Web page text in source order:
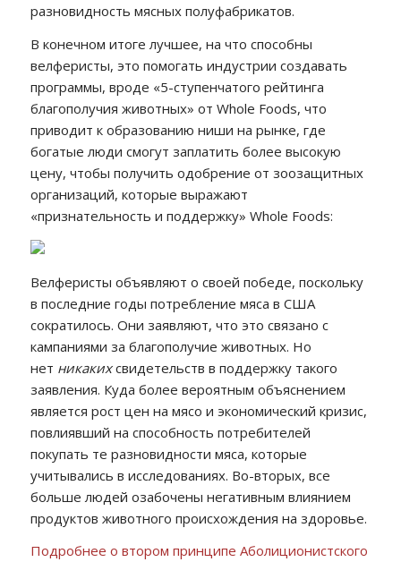
разновидность мясных полуфабрикатов.
В конечном итоге лучшее, на что способны
велферисты, это помогать индустрии создавать
программы, вроде «5-ступенчатого рейтинга
благополучия животных» от Whole Foods, что
приводит к образованию ниши на рынке, где
богатые люди смогут заплатить более высокую
цену, чтобы получить одобрение от зоозащитных
организаций, которые выражают
«признательность и поддержку» Whole Foods:
Велферисты объявляют о своей победе, поскольку
в последние годы потребление мяса в США
сократилось. Они заявляют, что это связано с
кампаниями за благополучие животных. Но
нет никакихсвидетельств в поддержку такого
заявления. Куда более вероятным объяснением
является рост цен на мясо и экономический кризис,
повлиявший на способность потребителей
покупать те разновидности мяса, которые
учитывались в исследованиях. Во-вторых, все
больше людей озабочены негативным влиянием
продуктов животного происхождения на здоровье.
Подробнее о втором принципе Аболиционистского